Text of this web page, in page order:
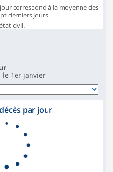
correspond à la moyenne des
derniers jours.
civil.
le 1er janvier
par jour